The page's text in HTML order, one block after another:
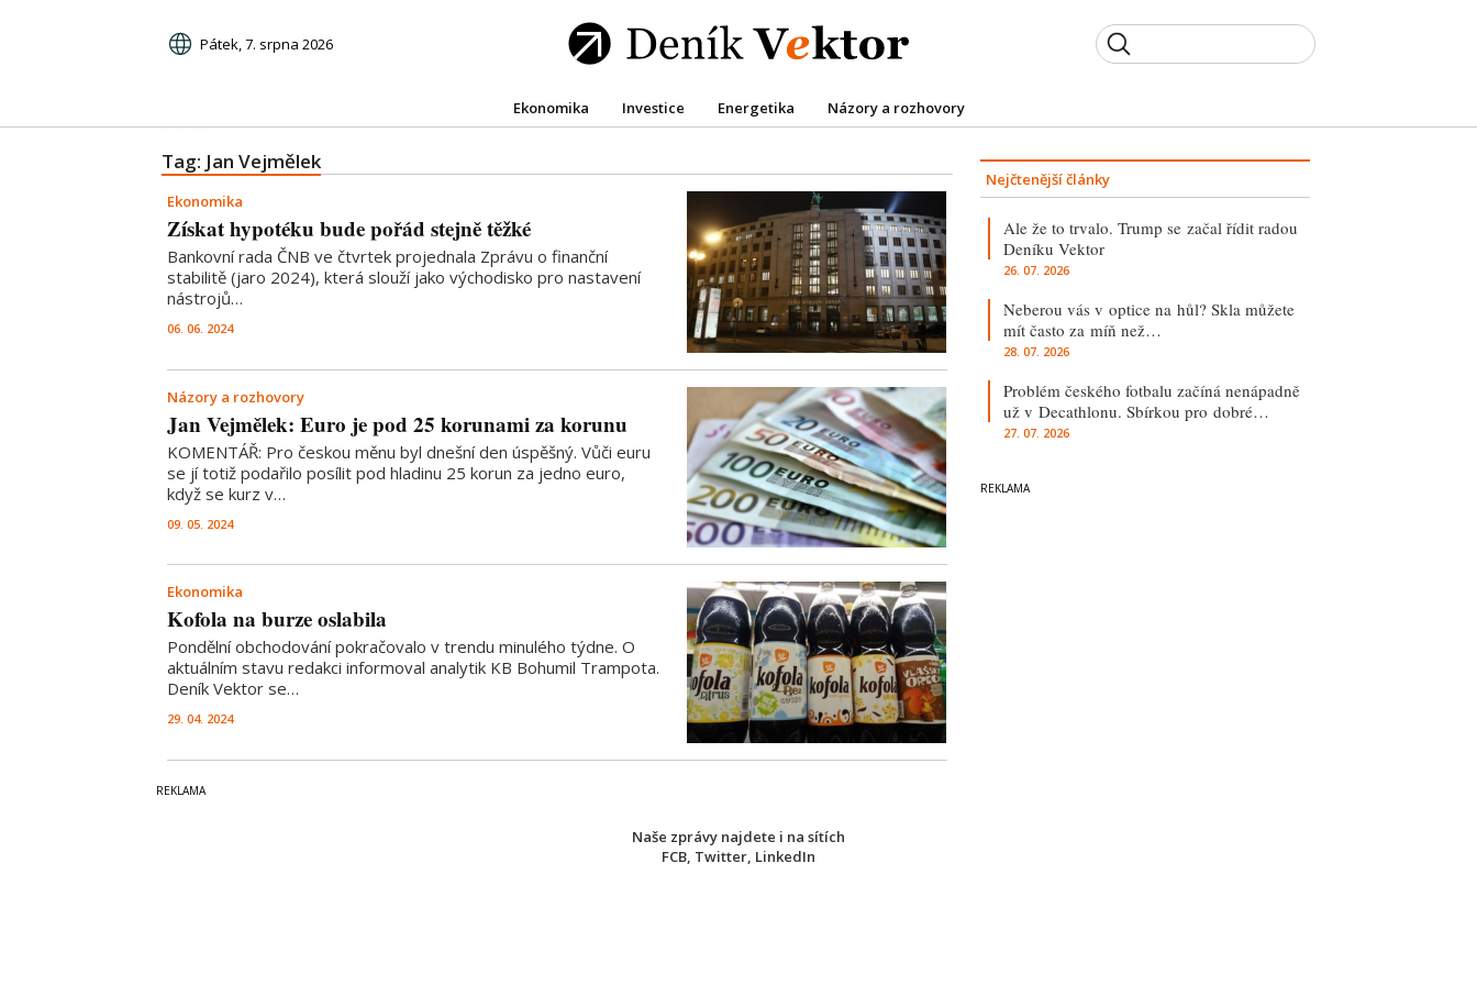
Pátek, 7. srpna 2026
Ekonomika Investice Energetika Názory a rozhovory
Tag: Jan Vejmělek
Ekonomika
Získat hypotéku bude pořád stejně těžké
Bankovní rada ČNB ve čtvrtek projednala Zprávu o finanční
stabilitě (jaro 2024), která slouží jako východisko pro nastavení
nástrojů…
06. 06. 2024
Názory a rozhovory
Jan Vejmělek: Euro je pod 25 korunami za korunu
KOMENTÁŘ: Pro českou měnu byl dnešní den úspěšný. Vůči euru
se jí totiž podařilo posílit pod hladinu 25 korun za jedno euro,
když se kurz v…
09. 05. 2024
Ekonomika
Kofola na burze oslabila
Pondělní obchodování pokračovalo v trendu minulého týdne. O
aktuálním stavu redakci informoval analytik KB Bohumil Trampota.
Deník Vektor se…
29. 04. 2024
Nejčtenější články
Ale že to trvalo. Trump se začal řídit radou
Deníku Vektor
26. 07. 2026
Neberou vás v optice na hůl? Skla můžete
mít často za míň než…
28. 07. 2026
Problém českého fotbalu začíná nenápadně
už v Decathlonu. Sbírkou pro dobré…
27. 07. 2026
Naše zprávy najdete i na sítích
FCB, Twitter, LinkedIn